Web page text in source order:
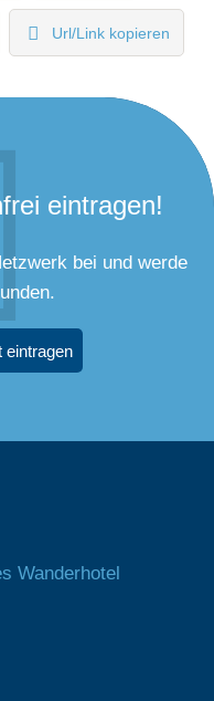
Url/Link kopieren
eintragen!
bei und werde
eintragen
Wanderhotel